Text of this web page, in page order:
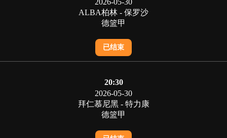
2026-05-30
ALBA柏林 - 保罗沙
德篮甲
已结束
20:30
2026-05-30
拜仁慕尼黑 - 特力康
德篮甲